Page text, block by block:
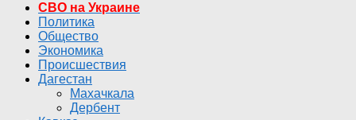
СВО на Украине
Политика
Общество
Экономика
Происшествия
Дагестан
Махачкала
Дербент